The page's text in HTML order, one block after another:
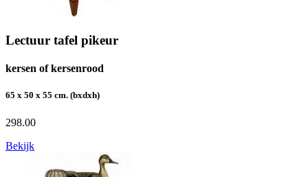
Lectuur tafel pikeur
kersen of kersenrood
65 x 50 x 55 cm. (bxdxh)
298.00
Bekijk